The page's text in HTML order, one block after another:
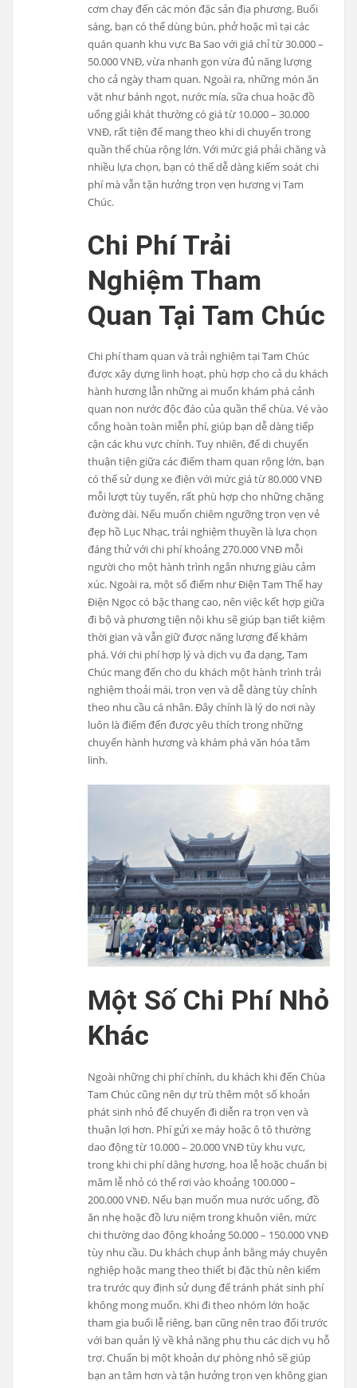
cơm chay đến các món đặc sản địa phương. Buổi
sáng, bạn có thể dùng bún, phở hoặc mì tại các
quán quanh khu vực Ba Sao với giá chỉ từ 30.000 –
50.000 VNĐ, vừa nhanh gọn vừa đủ năng lượng
cho cả ngày tham quan. Ngoài ra, những món ăn
vặt như bánh ngọt, nước mía, sữa chua hoặc đồ
uống giải khát thường có giá từ 10.000 – 30.000
VNĐ, rất tiện để mang theo khi di chuyển trong
quần thể chùa rộng lớn. Với mức giá phải chăng và
nhiều lựa chọn, bạn có thể dễ dàng kiểm soát chi
phí mà vẫn tận hưởng trọn vẹn hương vị Tam
Chúc.
Chi Phí Trải
Nghiệm Tham
Quan Tại Tam Chúc
Chi phí tham quan và trải nghiệm tại Tam Chúc
được xây dựng linh hoạt, phù hợp cho cả du khách
hành hương lẫn những ai muốn khám phá cảnh
quan non nước độc đáo của quần thể chùa. Vé vào
cổng hoàn toàn miễn phí, giúp bạn dễ dàng tiếp
cận các khu vực chính. Tuy nhiên, để di chuyển
thuận tiện giữa các điểm tham quan rộng lớn, bạn
có thể sử dụng xe điện với mức giá từ 80.000 VNĐ
mỗi lượt tùy tuyến, rất phù hợp cho những chặng
đường dài. Nếu muốn chiêm ngưỡng trọn vẹn vẻ
đẹp hồ Lục Nhạc, trải nghiệm thuyền là lựa chọn
đáng thử với chi phí khoảng 270.000 VNĐ mỗi
người cho một hành trình ngắn nhưng giàu cảm
xúc. Ngoài ra, một số điểm như Điện Tam Thế hay
Điện Ngọc có bậc thang cao, nên việc kết hợp giữa
đi bộ và phương tiện nội khu sẽ giúp bạn tiết kiệm
thời gian và vẫn giữ được năng lượng để khám
phá. Với chi phí hợp lý và dịch vụ đa dạng, Tam
Chúc mang đến cho du khách một hành trình trải
nghiệm thoải mái, trọn vẹn và dễ dàng tùy chỉnh
theo nhu cầu cá nhân. Đây chính là lý do nơi này
luôn là điểm đến được yêu thích trong những
chuyến hành hương và khám phá văn hóa tâm
linh.
Một Số Chi Phí Nhỏ
Khác
Ngoài những chi phí chính, du khách khi đến Chùa
Tam Chúc cũng nên dự trù thêm một số khoản
phát sinh nhỏ để chuyến đi diễn ra trọn vẹn và
thuận lợi hơn. Phí gửi xe máy hoặc ô tô thường
dao động từ 10.000 – 20.000 VNĐ tùy khu vực,
trong khi chi phí dâng hương, hoa lễ hoặc chuẩn bị
mâm lễ nhỏ có thể rơi vào khoảng 100.000 –
200.000 VNĐ. Nếu bạn muốn mua nước uống, đồ
ăn nhẹ hoặc đồ lưu niệm trong khuôn viên, mức
chi thường dao động khoảng 50.000 – 150.000 VNĐ
tùy nhu cầu. Du khách chụp ảnh bằng máy chuyên
nghiệp hoặc mang theo thiết bị đặc thù nên kiểm
tra trước quy định sử dụng để tránh phát sinh phí
không mong muốn. Khi đi theo nhóm lớn hoặc
tham gia buổi lễ riêng, bạn cũng nên trao đổi trước
với ban quản lý về khả năng phụ thu các dịch vụ hỗ
trợ. Chuẩn bị một khoản dự phòng nhỏ sẽ giúp
bạn an tâm hơn và tận hưởng trọn vẹn không gian